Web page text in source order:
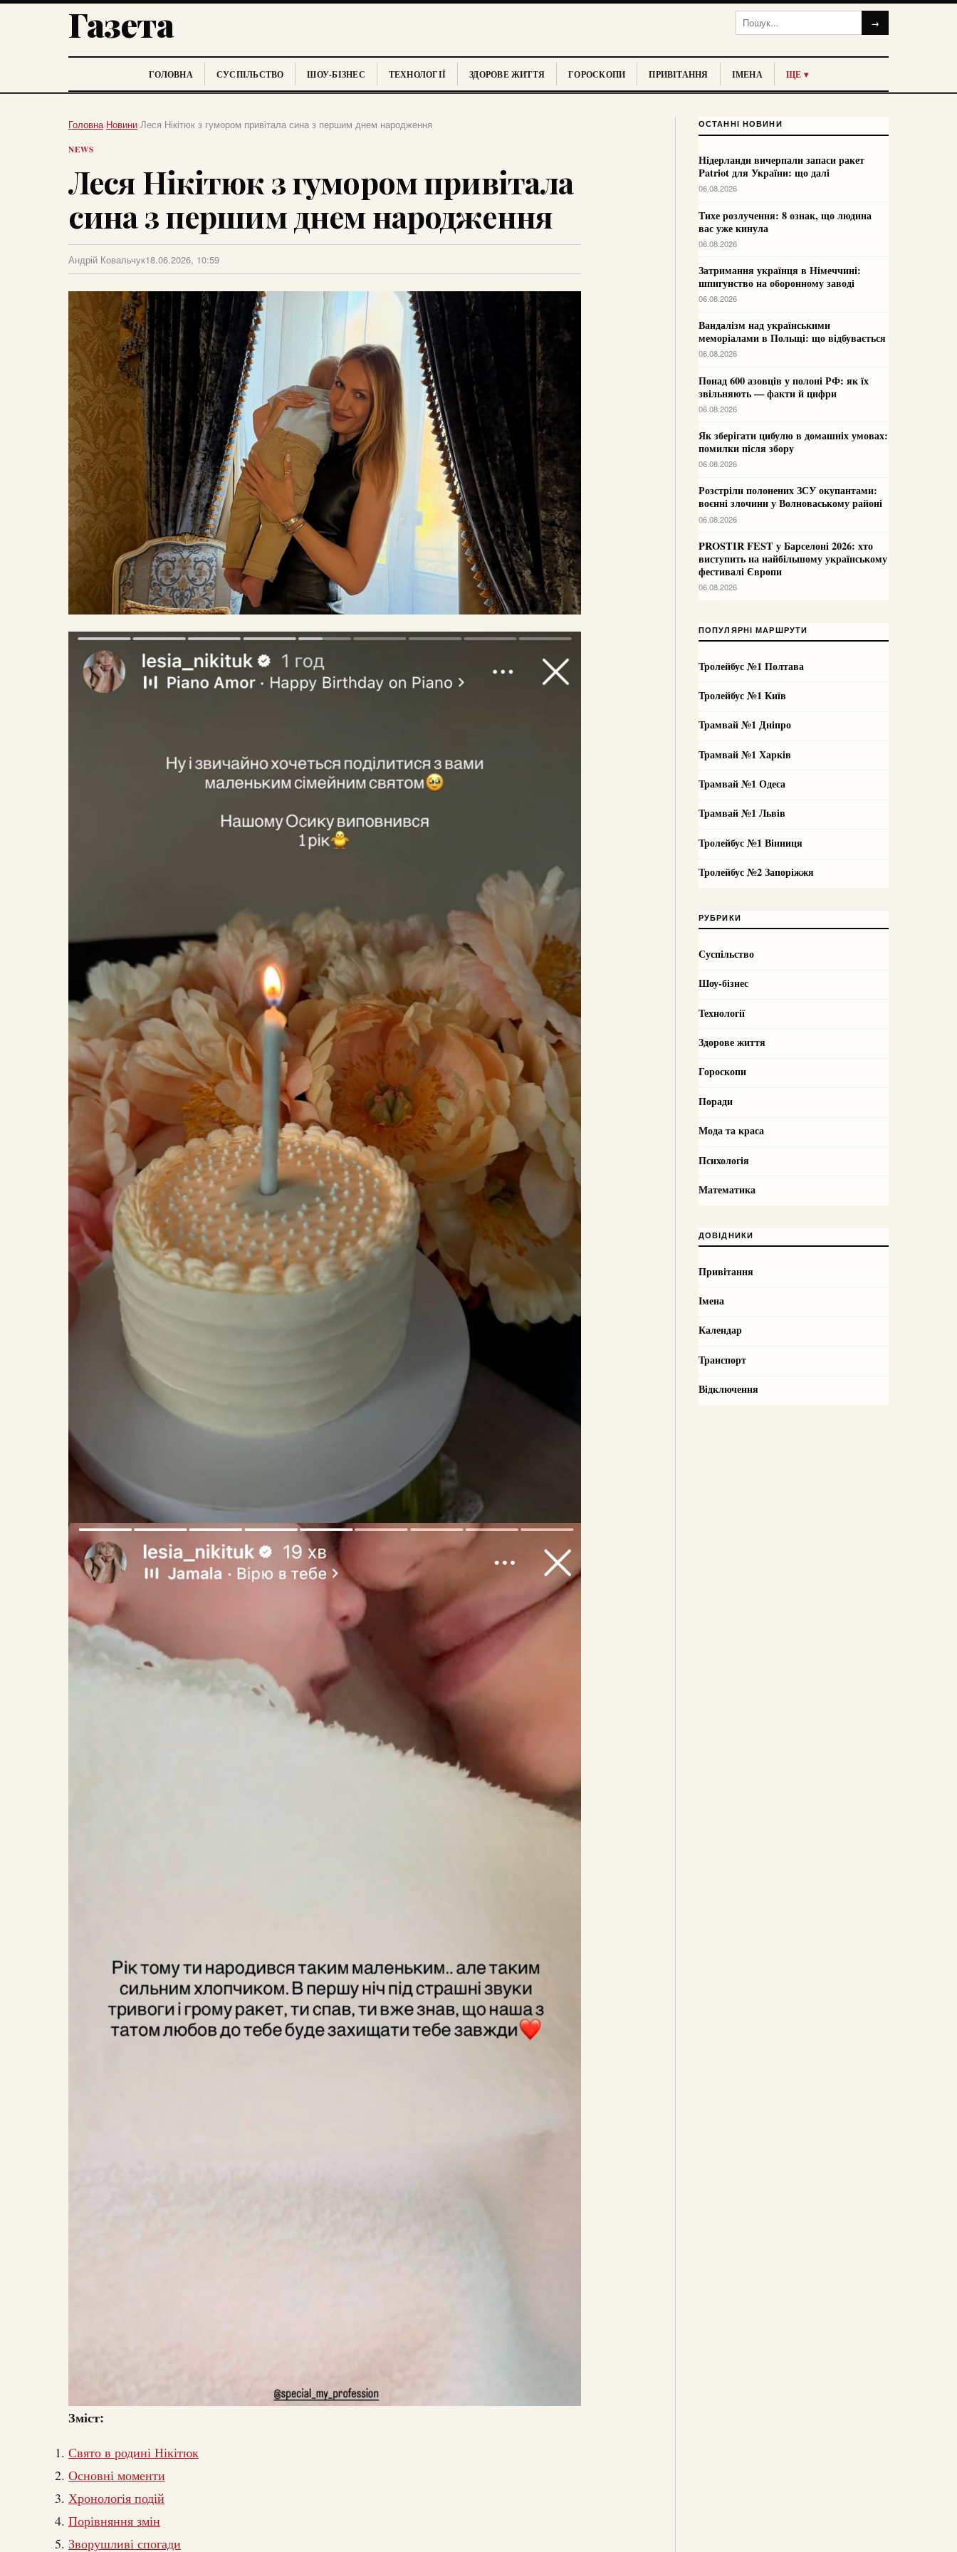
Газета →
ГОЛОВНА СУСПІЛЬСТВО ШОУ-БІЗНЕС ТЕХНОЛОГІЇ ЗДОРОВЕ ЖИТТЯ ГОРОСКОПИ ПРИВІТАННЯ ІМЕНА ЩЕ ▾
Головна›Новини›Леся Нікітюк з гумором привітала сина з першим днем народження
NEWS
Леся Нікітюк з гумором привітала
сина з першим днем народження
Андрій Ковальчук18.06.2026, 10:59
Зміст:
Свято в родині Нікітюк
Основні моменти
Хронологія подій
Порівняння змін
Зворушливі спогади
ОСТАННІ НОВИНИ
Нідерланди вичерпали запаси ракет
Patriot для України: що далі
06.08.2026
Тихе розлучення: 8 ознак, що людина
вас уже кинула
06.08.2026
Затримання українця в Німеччині:
шпигунство на оборонному заводі
06.08.2026
Вандалізм над українськими
меморіалами в Польщі: що відбувається
06.08.2026
Понад 600 азовців у полоні РФ: як їх
звільняють — факти й цифри
06.08.2026
Як зберігати цибулю в домашніх умовах:
помилки після збору
06.08.2026
Розстріли полонених ЗСУ окупантами:
воєнні злочини у Волноваському районі
06.08.2026
PROSTIR FEST у Барселоні 2026: хто
виступить на найбільшому українському
фестивалі Європи
06.08.2026
ПОПУЛЯРНІ МАРШРУТИ
Тролейбус №1 Полтава
Тролейбус №1 Київ
Трамвай №1 Дніпро
Трамвай №1 Харків
Трамвай №1 Одеса
Трамвай №1 Львів
Тролейбус №1 Вінниця
Тролейбус №2 Запоріжжя
РУБРИКИ
Суспільство
Шоу-бізнес
Технології
Здорове життя
Гороскопи
Поради
Мода та краса
Психологія
Математика
ДОВІДНИКИ
Привітання
Імена
Календар
Транспорт
Відключення